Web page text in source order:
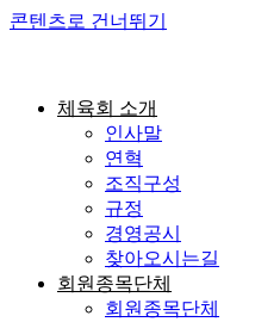
콘텐츠로 건너뛰기
체육회 소개
인사말
연혁
조직구성
규정
경영공시
찾아오시는길
회원종목단체
회원종목단체